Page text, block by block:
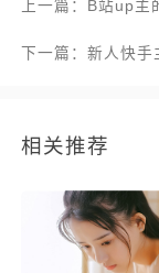
上一篇：B站up主
下一篇：新人快手
相关推荐